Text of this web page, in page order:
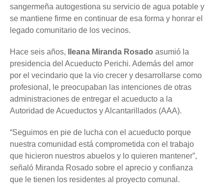
sangermeña autogestiona su servicio de agua potable y
se mantiene firme en continuar de esa forma y honrar el
legado comunitario de los vecinos.
Hace seis años, Ileana Miranda Rosado asumió la
presidencia del Acueducto Perichi. Además del amor
por el vecindario que la vio crecer y desarrollarse como
profesional, le preocupaban las intenciones de otras
administraciones de entregar el acueducto a la
Autoridad de Acueductos y Alcantarillados (AAA).
“Seguimos en pie de lucha con el acueducto porque
nuestra comunidad está comprometida con el trabajo
que hicieron nuestros abuelos y lo quieren mantener”,
señaló Miranda Rosado sobre el aprecio y confianza
que le tienen los residentes al proyecto comunal.